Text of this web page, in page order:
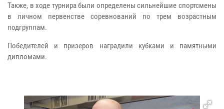
Также, в ходе турнира были определены сильнейшие спортсмены
в личном первенстве соревнований по трем возрастным
подгруппам.
Победителей и призеров наградили кубками и памятными
дипломами.